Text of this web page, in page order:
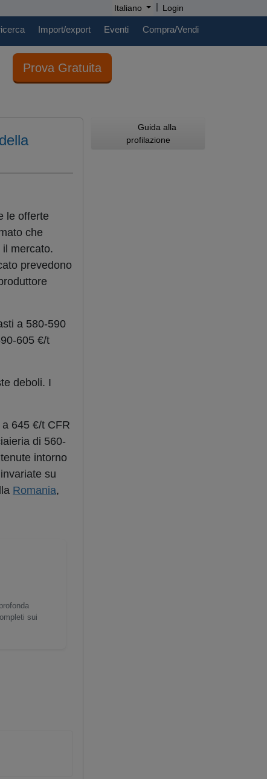
Italiano | Login
Import/export Eventi Compra/Vendi
Prova Gratuita
le offerte
che
mercato.
prevedono
a 580-590
605 €/t
deboli. I
645 €/t CFR
di 560-
intorno
su
Romania,
sui
Guida alla
profilazione